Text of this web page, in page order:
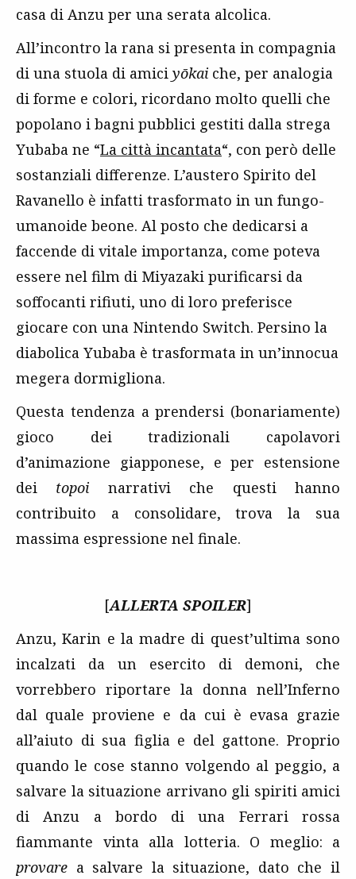
casa di Anzu per una serata alcolica.
All’incontro la rana si presenta in compagnia
di una stuola di amici yōkai che, per analogia
di forme e colori, ricordano molto quelli che
popolano i bagni pubblici gestiti dalla strega
Yubaba ne “La città incantata“, con però delle
sostanziali differenze. L’austero Spirito del
Ravanello è infatti trasformato in un fungo-
umanoide beone. Al posto che dedicarsi a
faccende di vitale importanza, come poteva
essere nel film di Miyazaki purificarsi da
soffocanti rifiuti, uno di loro preferisce
giocare con una Nintendo Switch. Persino la
diabolica Yubaba è trasformata in un’innocua
megera dormigliona.
Questa tendenza a prendersi (bonariamente)
gioco dei tradizionali capolavori
d’animazione giapponese, e per estensione
dei topoi narrativi che questi hanno
contribuito a consolidare, trova la sua
massima espressione nel finale.
[ALLERTA SPOILER]
Anzu, Karin e la madre di quest’ultima sono
incalzati da un esercito di demoni, che
vorrebbero riportare la donna nell’Inferno
dal quale proviene e da cui è evasa grazie
all’aiuto di sua figlia e del gattone. Proprio
quando le cose stanno volgendo al peggio, a
salvare la situazione arrivano gli spiriti amici
di Anzu a bordo di una Ferrari rossa
fiammante vinta alla lotteria. O meglio: a
provare a salvare la situazione, dato che il